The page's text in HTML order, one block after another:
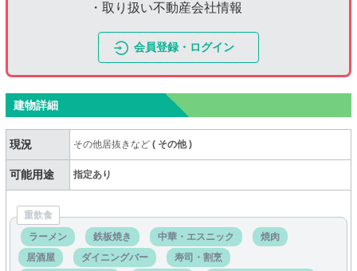
・取り扱い不動産会社情報
会員登録・ログイン
建物詳細
現況 その他居抜きなど( その他)
可能用途 指定あり
重飲食
ラーメン
鉄板焼き 中華・エスニック
焼肉
居酒屋
ダイニングバー 寿司・割烹